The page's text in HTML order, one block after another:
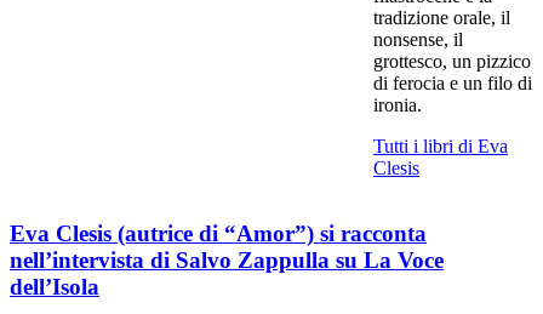
tradizione orale, il
nonsense, il
grottesco, un pizzico
di ferocia e un filo di
ironia.
Tutti i libri di Eva
Clesis
Eva Clesis (autrice di “Amor”) si racconta
nell’intervista di Salvo Zappulla su La Voce
dell’Isola